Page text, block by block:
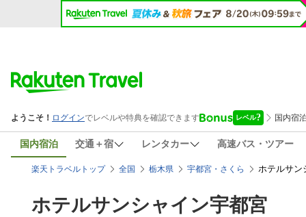
国内宿泊 交通＋宿 レンタカー 高速バス・ツアー
楽天トラベルトップ 全国 栃木県 宇都宮・さくら ホテルサン
ホテルサンシャイン宇都宮